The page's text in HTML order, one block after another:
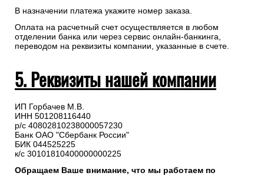
В назначении платежа укажите номер заказа.
Оплата на расчетный счет осуществляется в любом
отделении банка или через сервис онлайн-банкинга,
переводом на реквизиты компании, указанные в счете.
5. Реквизиты нашей компании
ИП Горбачев М.В.
ИНН 501208116440
р/с 40802810238000057230
Банк ОАО "Сбербанк России"
БИК 044525225
к/с 30101810400000000225
Обращаем Ваше внимание, что мы работаем по